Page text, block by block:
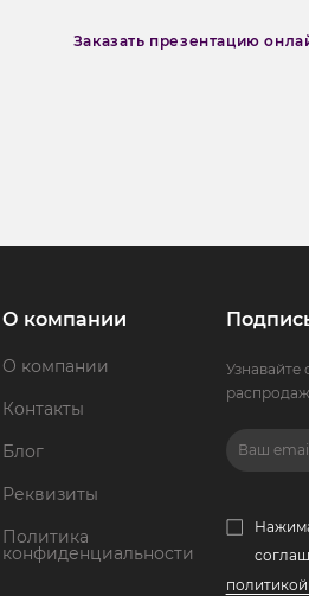
Заказать презентацию
О компании
О компании
Контакты
Блог
Реквизиты
Политика
конфиденциальности
Узнавайте